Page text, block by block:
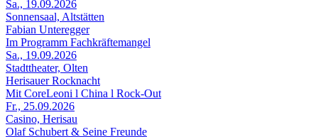
Sa., 19.09.2026
Sonnensaal, Altstätten
Fabian Unteregger
Im Programm Fachkräftemangel
Sa., 19.09.2026
Stadttheater, Olten
Herisauer Rocknacht
Mit CoreLeoni l China l Rock-Out
Fr., 25.09.2026
Casino, Herisau
Olaf Schubert & Seine Freunde